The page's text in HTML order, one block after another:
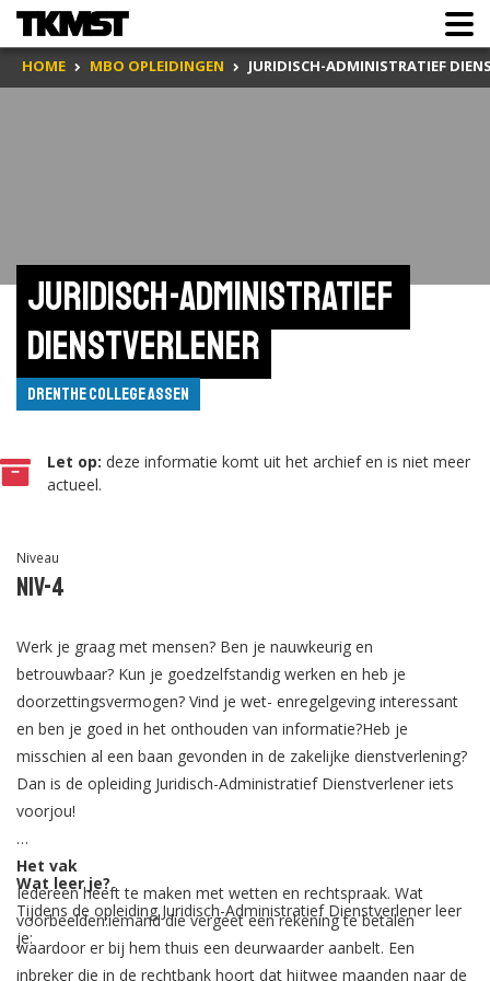
HOME MBO OPLEIDINGEN JURIDISCH-ADMINISTRATIEF
Juridisch-administratief
dienstverlener
Drenthe College Assen
Let op: deze informatie komt uit het archief en is niet meer
actueel.
Niveau
Niv-4
Werk je graag met mensen? Ben je nauwkeurig en
betrouwbaar? Kun je goedzelfstandig werken en heb je
doorzettingsvermogen? Vind je wet- enregelgeving interessant
en ben je goed in het onthouden van informatie?Heb je
misschien al een baan gevonden in de zakelijke dienstverlening?
Dan is de opleiding Juridisch-Administratief Dienstverlener iets
voorjou!
Het vak
Iedereen heeft te maken met wetten en rechtspraak. Wat
voorbeelden:iemand die vergeet een rekening te betalen
waardoor er bij hem thuis een deurwaarder aanbelt. Een
inbreker die in de rechtbank hoort dat hijtwee maanden naar de
Wat leer je?
Tijdens de opleiding Juridisch-Administratief Dienstverlener leer
je: